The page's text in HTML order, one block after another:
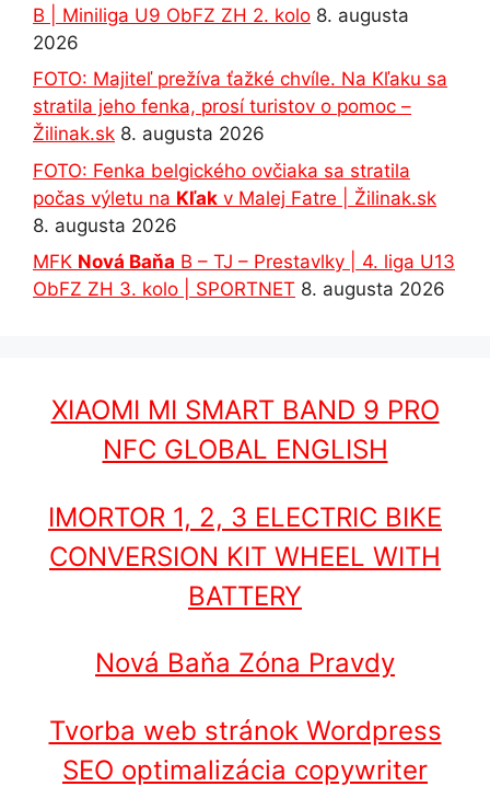
B | Miniliga U9 ObFZ ZH 2. kolo 8. augusta
2026
FOTO: Majiteľ prežíva ťažké chvíle. Na Kľaku sa
stratila jeho fenka, prosí turistov o pomoc –
Žilinak.sk 8. augusta 2026
FOTO: Fenka belgického ovčiaka sa stratila
počas výletu na Kľak v Malej Fatre | Žilinak.sk
8. augusta 2026
MFK Nová Baňa B – TJ – Prestavlky | 4. liga U13
ObFZ ZH 3. kolo | SPORTNET 8. augusta 2026
XIAOMI MI SMART BAND 9 PRO
NFC GLOBAL ENGLISH
IMORTOR 1, 2, 3 ELECTRIC BIKE
CONVERSION KIT WHEEL WITH
BATTERY
Nová Baňa Zóna Pravdy
Tvorba web stránok Wordpress
SEO optimalizácia copywriter